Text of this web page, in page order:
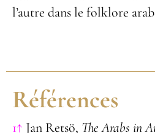
l’autre dans le folklore
Références
1↑ Jan Retsö, The Arabs in